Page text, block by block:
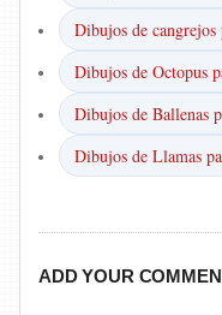
Dibujos de cangrejos
Dibujos de Octopus
Dibujos de Ballenas
Dibujos de Llamas
ADD YOUR